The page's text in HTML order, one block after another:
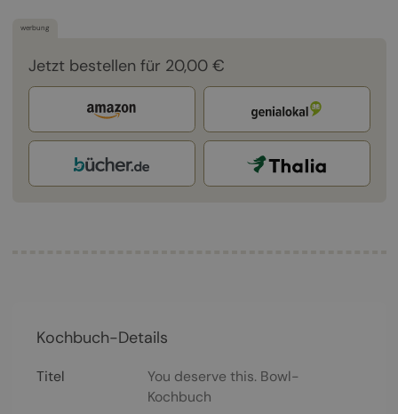
werbung
Jetzt bestellen für 20,00 €
Kochbuch-Details
Titel
You deserve this. Bowl-
Kochbuch